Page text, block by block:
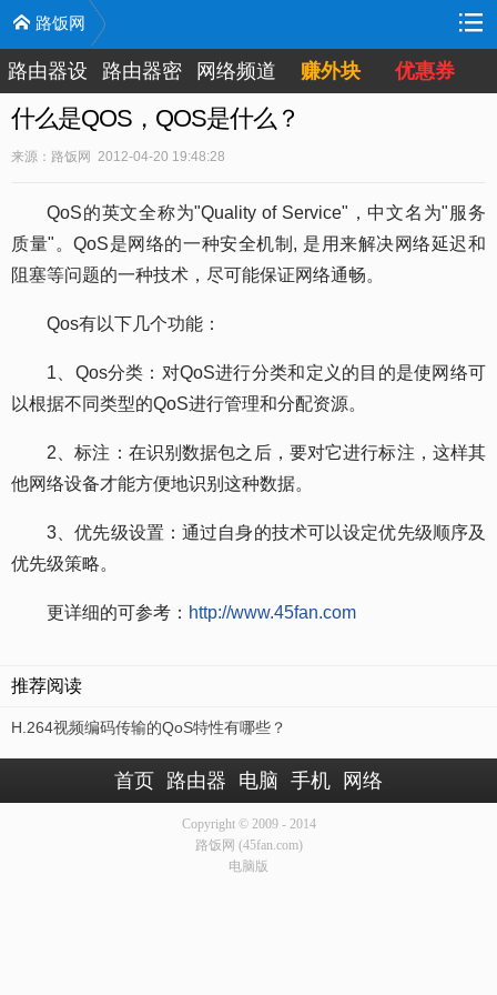
路饭网
路由器设
置
路由器密
网络频道 赚外块 优惠券
什么是QOS，QOS是什么？
来源：路饭网 2012-04-20 19:48:28
QoS的英文全称为"Quality of Service"，中文名为"服务
质量"。QoS是网络的一种安全机制, 是用来解决网络延迟和
阻塞等问题的一种技术，尽可能保证网络通畅。
Qos有以下几个功能：
1、Qos分类：对QoS进行分类和定义的目的是使网络可
以根据不同类型的QoS进行管理和分配资源。
2、标注：在识别数据包之后，要对它进行标注，这样其
他网络设备才能方便地识别这种数据。
3、优先级设置：通过自身的技术可以设定优先级顺序及
优先级策略。
更详细的可参考： http://www.45fan.com
推荐阅读
H.264视频编码传输的QoS特性有哪些？
首页 路由器 电脑 手机 网络
Copyright © 2009 - 2014
路饭网 (45fan.com)
电脑版